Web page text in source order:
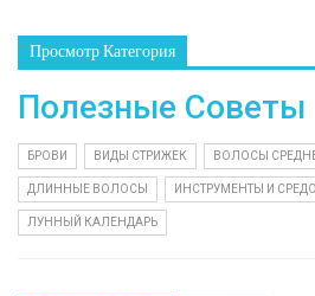
Просмотр Категория
Полезные Советы
БРОВИ ВИДЫ СТРИЖЕК ВОЛОСЫ
ДЛИННЫЕ ВОЛОСЫ ИНСТРУМЕНТЫ И
ЛУННЫЙ КАЛЕНДАРЬ